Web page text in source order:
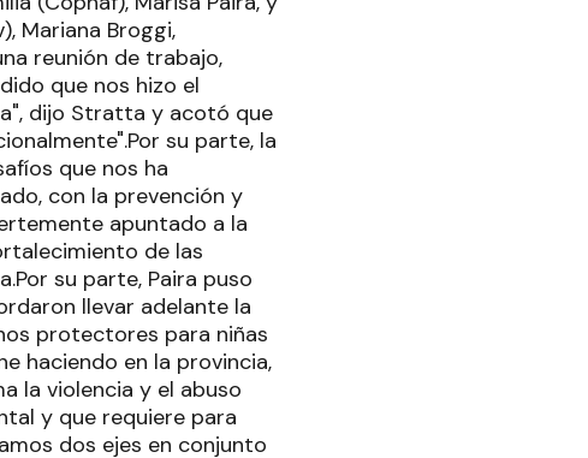
Mariana Broggi,
reunión de trabajo,
que nos hizo el
dijo Stratta y acotó que
su parte, la
que nos ha
con la prevención y
apuntado a la
de las
su parte, Paira puso
llevar adelante la
protectores para niñas
haciendo en la provincia,
la violencia y el abuso
y que requiere para
dos ejes en conjunto